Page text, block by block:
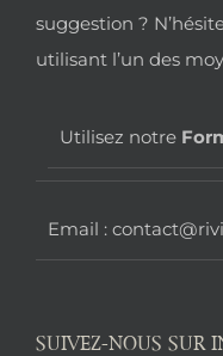
de
page
suggestion ?
utilisant l’un des
Utilisez notre
Email :
SUIVEZ-NOUS SUR